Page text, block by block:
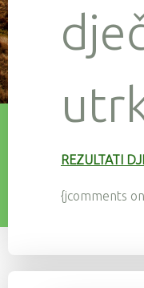
REZULTATI
{jcomments